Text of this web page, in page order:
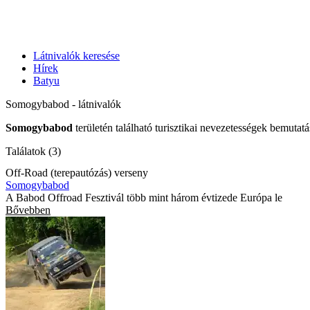
Látnivalók keresése
Hírek
Batyu
Somogybabod - látnivalók
Somogybabod területén található turisztikai nevezetességek
Találatok (3)
Off-Road (terepautózás) verseny
Somogybabod
A Babod Offroad Fesztivál több mint három évtizede Európa le
Bővebben